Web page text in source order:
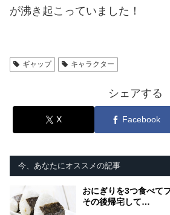
が沸き起こっていました！
ギャップ キャラクター
シェアする
X Facebook
今、あなたにオススメの記事
おにぎりを3つ食べて
その後帰宅して…